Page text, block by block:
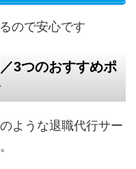
ので安心です
3つのおすすめポ
ような退職代行サー